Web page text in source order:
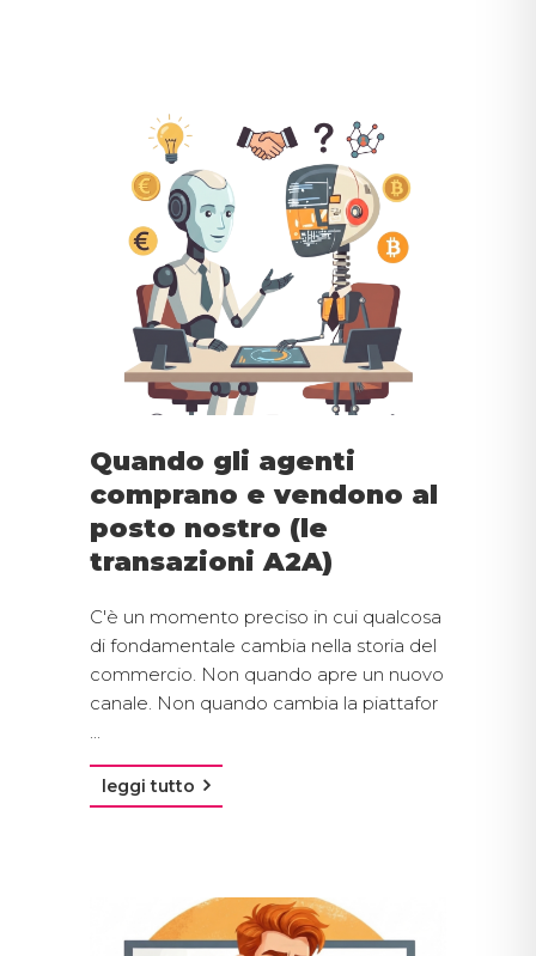
Quando gli agenti
comprano e vendono al
posto nostro (le
transazioni A2A)
C'è un momento preciso in cui qualcosa
di fondamentale cambia nella storia del
commercio. Non quando apre un nuovo
canale. Non quando cambia la piattafor
...
leggi tutto